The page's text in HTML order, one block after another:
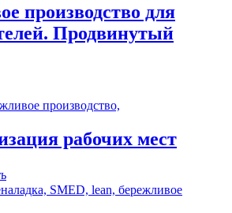
производство для
Продвинутый
рабочих мест